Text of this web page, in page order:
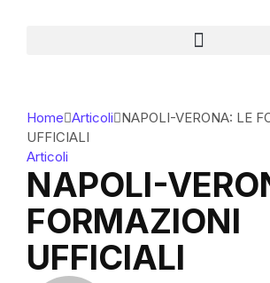
Home Articoli NAPOLI-VERONA: LE
UFFICIALI
Articoli
NAPOLI-
FORMAZIONI
UFFICIALI